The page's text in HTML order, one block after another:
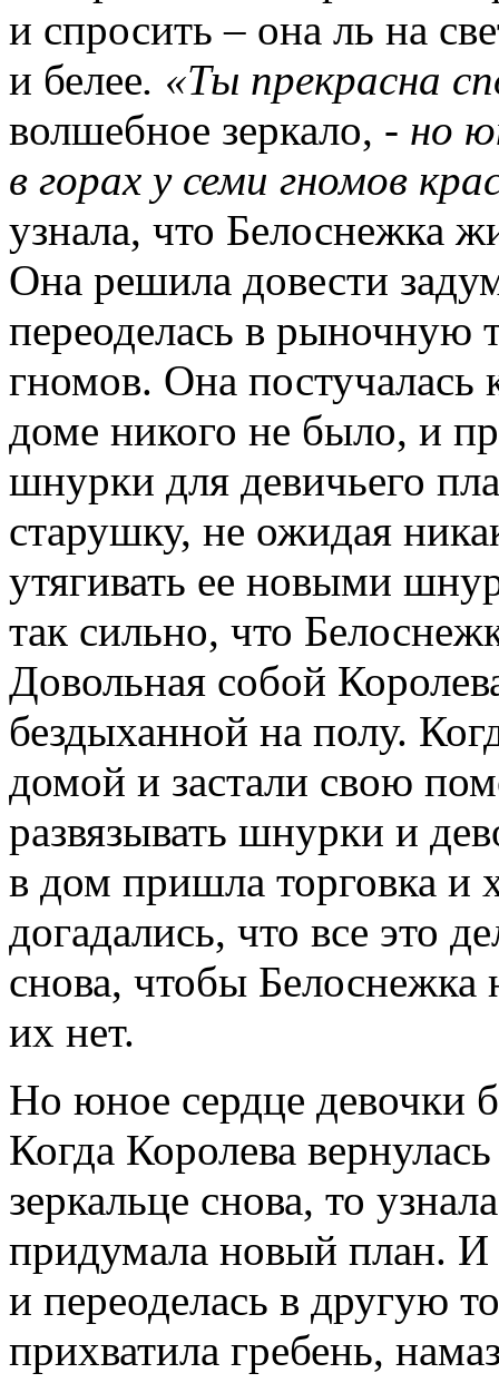
и спросить – она ль на
и белее. «Ты прекрасна
волшебное зеркало, - но
в горах у семи гномов
узнала, что Белоснежка
Она решила довести
переоделась в рыночную
гномов. Она постучалась
доме никого не было, и
шнурки для девичьего
старушку, не ожидая
утягивать ее новыми
так сильно, что
Довольная собой
бездыханной на полу.
домой и застали свою
развязывать шнурки и
в дом пришла торговка и
догадались, что все это
снова, чтобы Белоснежка
их нет.
Но юное сердце девочки
Когда Королева
зеркальце снова, то
придумала новый план. И
и переоделась в другую
прихватила гребень,